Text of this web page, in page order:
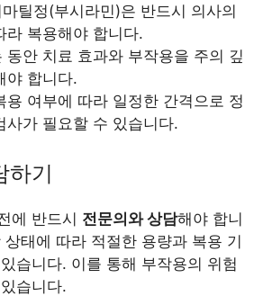
틸정(부시라민)은 반드시 의사의
라 복용해야 합니다.
동안 치료 효과와 부작용을 주의 깊
야 합니다.
용 여부에 따라 일정한 간격으로 정
사가 필요할 수 있습니다.
하기
에 반드시 전문의와 상담해야 합니
태에 따라 적절한 용량과 복용 기
습니다. 이를 통해 부작용의 위험
습니다.